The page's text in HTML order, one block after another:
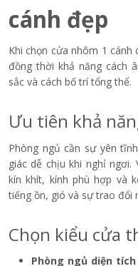
Cửa sổ 1 cánh mở hất có
khi đang
Cửa sổ lật nhôm
luôn khô